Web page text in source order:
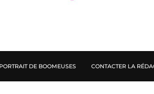
PORTRAIT DE BOOMEUSES CONTACTER LA